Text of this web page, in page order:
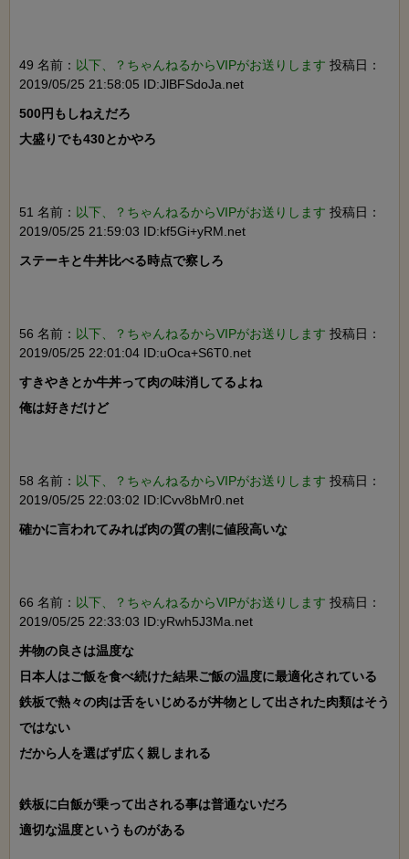
49 名前： 以下、？ちゃんねるからVIPがお送りします 投稿日：
2019/05/25 21:58:05 ID:JlBFSdoJa.net
500円もしねえだろ
大盛りでも430とかやろ
51 名前： 以下、？ちゃんねるからVIPがお送りします 投稿日：
2019/05/25 21:59:03 ID:kf5Gi+yRM.net
ステーキと牛丼比べる時点で察しろ
56 名前： 以下、？ちゃんねるからVIPがお送りします 投稿日：
2019/05/25 22:01:04 ID:uOca+S6T0.net
すきやきとか牛丼って肉の味消してるよね
俺は好きだけど
58 名前： 以下、？ちゃんねるからVIPがお送りします 投稿日：
2019/05/25 22:03:02 ID:lCvv8bMr0.net
確かに言われてみれば肉の質の割に値段高いな
66 名前： 以下、？ちゃんねるからVIPがお送りします 投稿日：
2019/05/25 22:33:03 ID:yRwh5J3Ma.net
丼物の良さは温度な
日本人はご飯を食べ続けた結果ご飯の温度に最適化されている
鉄板で熱々の肉は舌をいじめるが丼物として出された肉類はそう
ではない
だから人を選ばず広く親しまれる
鉄板に白飯が乗って出される事は普通ないだろ
適切な温度というものがある